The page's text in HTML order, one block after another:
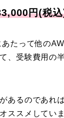
円(税
あたって他の
、受験費用の
あるのであれ
ススメしていま